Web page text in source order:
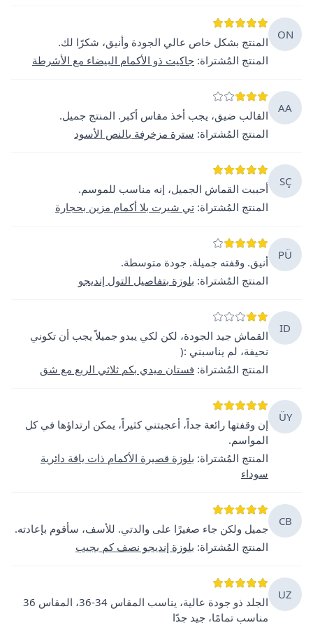
ON
المنتج بشكل خاص عالي الجودة وأنيق، شكرًا لك.
المنتج المُشتراة: جاكيت ذو الأكمام البيضاء مع الأشرطة
AA
القالب ضيق، يجب أخذ مقاس أكبر. المنتج جميل.
المنتج المُشتراة: سترة مزخرفة بالنص الأسود
SÇ
أحببت القماش الجميل، إنه مناسب للموسم.
المنتج المُشتراة: تي شيرت بلا أكمام مزين بحجارة
PÜ
أنيق. وقفته جميلة. جودة متوسطة.
المنتج المُشتراة: بلوزة بتفاصيل التول إنديجو
ID
القماش جيد الجودة، لكن لكي يبدو جميلاً يجب أن تكوني
نحيفة، لم يناسبني :(
المنتج المُشتراة: فستان ميدي بكم ثلاثي الربع مع شق
ÜY
إن وقفتها رائعة جداً، أعجبتني كثيراً، يمكن ارتداؤها في كل
المواسم.
المنتج المُشتراة: بلوزة قصيرة الأكمام ذات ياقة دائرية
سوداء
CB
جميل ولكن جاء صغيرًا على والدتي. للأسف، سأقوم بإعادته.
المنتج المُشتراة: بلوزة إنديجو نصف كم بجيب
UZ
الجلد ذو جودة عالية، يناسب المقاس 34-36، المقاس 36
مناسب تمامًا، جيد جدًا